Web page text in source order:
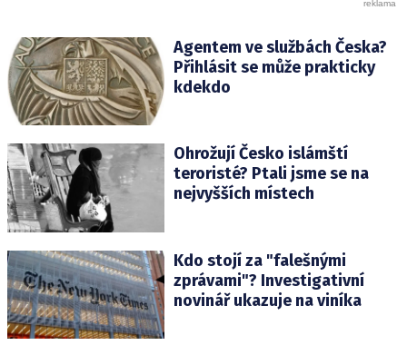
Agentem ve službách Česka?
Přihlásit se může prakticky
kdekdo
Ohrožují Česko islámští
teroristé? Ptali jsme se na
nejvyšších místech
Kdo stojí za "falešnými
zprávami"? Investigativní
novinář ukazuje na viníka